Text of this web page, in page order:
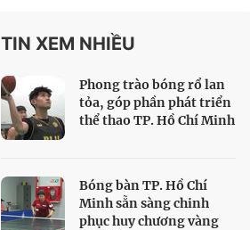
TIN XEM NHIỀU
Phong trào bóng rổ lan
tỏa, góp phần phát triển
thể thao TP. Hồ Chí Minh
Bóng bàn TP. Hồ Chí
Minh sẵn sàng chinh
phục huy chương vàng